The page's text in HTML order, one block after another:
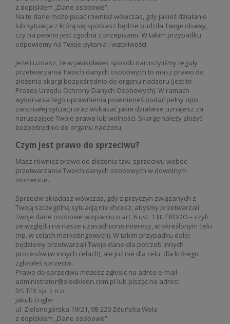
z dopiskiem „Dane osobowe”.
Na te dane może pisać również wówczas, gdy jakieś działanie
lub sytuacja z którą się spotkasz będzie budziła Twoje obawy,
czy na pewno jest zgodna z przepisami. W takim przypadku
odpowiemy na Twoje pytania i wątpliwości.
Jeżeli uznasz, że w jakikolwiek sposób naruszyliśmy reguły
przetwarzania Twoich danych osobowych to masz prawo do
złożenia skargi bezpośrednio do organu nadzoru (jest to
Prezes Urzędu Ochrony Danych Osobowych). W ramach
wykonania tego uprawnienia powinieneś podać pełny opis
zaistniałej sytuacji oraz wskazać jakie działanie uznajesz za
naruszające Twoje prawa lub wolności. Skargę należy złożyć
bezpośrednio do organu nadzoru.
Czym jest prawo do sprzeciwu?
Masz również prawo do złożenia tzw. sprzeciwu wobec
przetwarzania Twoich danych osobowych w dowolnym
momencie.
Sprzeciw składasz wówczas, gdy z przyczyn związanych z
Twoją szczególną sytuacją nie chcesz, abyśmy przetwarzali
Twoje dane osobowe w oparciu o art. 6 ust. 1 lit. f RODO – czyli
ze względu na nasze uzasadnione interesy, w określonym celu
(np. w celach marketingowych). W takim przypadku dalej
będziemy przetwarzali Twoje dane dla potrzeb innych
procesów (w innych celach), ale już nie dla celu, dla którego
zgłosiłeś sprzeciw.
Prawo do sprzeciwu możesz zgłosić na adres e-mail
administrator@slodkisen.com.pl lub pisząc na adres:
DS TEX sp. z o.o.
Jakub Engler
ul. Zielonogórska 19/21, 98-220 Zduńska Wola
z dopiskiem „Dane osobowe”.